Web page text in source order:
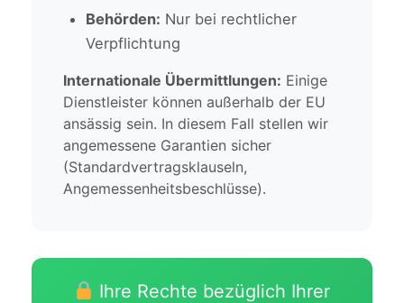
Behörden: Nur bei rechtlicher
Verpflichtung
Internationale Übermittlungen: Einige
Dienstleister können außerhalb der EU
ansässig sein. In diesem Fall stellen wir
angemessene Garantien sicher
(Standardvertragsklauseln,
Angemessenheitsbeschlüsse).
Ihre Rechte bezüglich Ihrer